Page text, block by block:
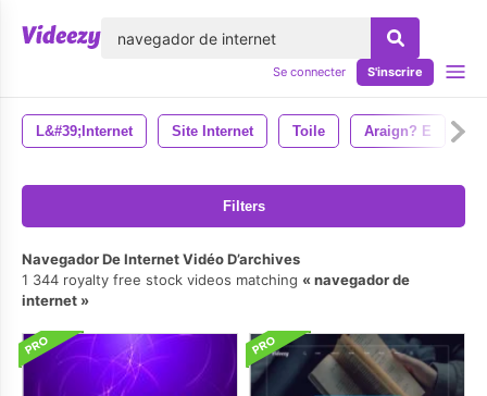
Se connecter S'inscrire
L&#39;internet Site Internet Toile Araign? E
Filters
Navegador De Internet Vidéo D’archives
1 344 royalty free stock videos matching
navegador de
internet